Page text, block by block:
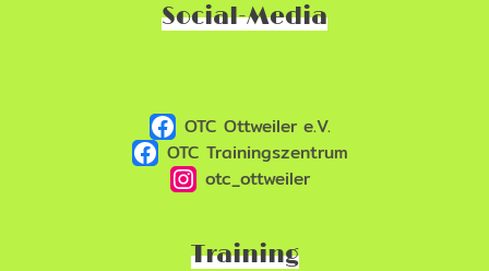
Social-Media
OTC Ottweiler e.V.
OTC Trainingszentrum
otc_ottweiler
Training